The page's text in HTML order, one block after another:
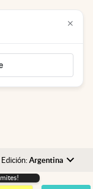
Edición: Argentina
Argentina
×